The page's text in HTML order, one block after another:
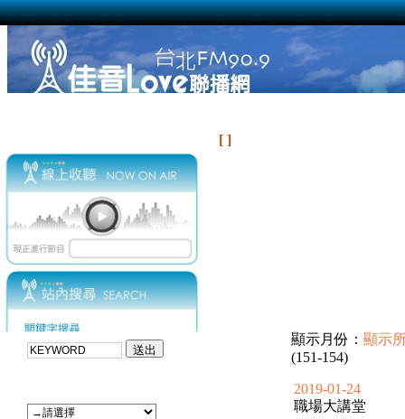
[ ]
顯示月份： 顯示
(151-154)
2019-01-24
職場大講堂